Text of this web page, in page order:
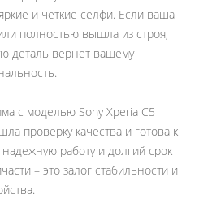
и четкие селфи. Если ваша
полностью вышла из строя,
деталь вернет вашему
с моделью Sony Xperia C5
проверку качества и готова к
надежную работу и долгий срок
– это залог стабильности и